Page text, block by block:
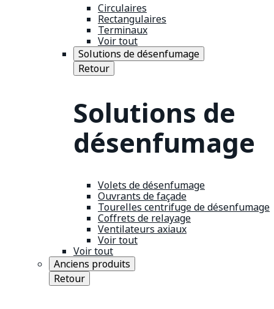
Circulaires
Rectangulaires
Terminaux
Voir tout
Solutions de désenfumage
Retour
Solutions de
désenfumage
Volets de désenfumage
Ouvrants de façade
Tourelles centrifuge de désenfumage
Coffrets de relayage
Ventilateurs axiaux
Voir tout
Voir tout
Anciens produits
Retour